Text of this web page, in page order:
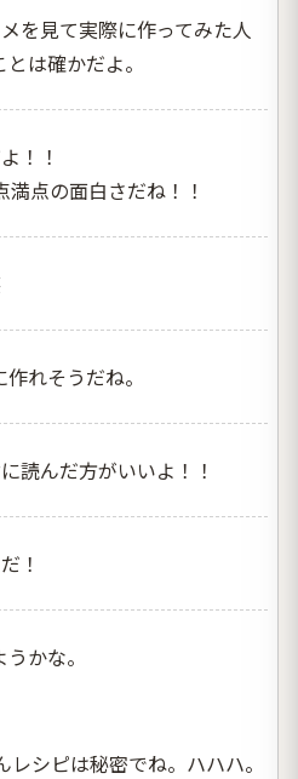
を見て実際に作ってみた人
は確かだよ。
！！
点の面白さだね！！
れそうだね。
読んだ方がいいよ！！
！
かな。
シピは秘密でね。ハハハ。